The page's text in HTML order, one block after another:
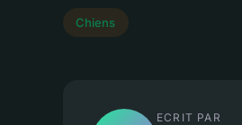
Chiens
ECRIT PAR